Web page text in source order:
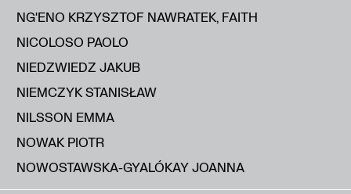
NG'ENO KRZYSZTOF NAWRATEK, FAITH
NICOLOSO PAOLO
NIEDZWIEDZ JAKUB
NIEMCZYK STANISŁAW
NILSSON EMMA
NOWAK PIOTR
NOWOSTAWSKA-GYALÓKAY JOANNA